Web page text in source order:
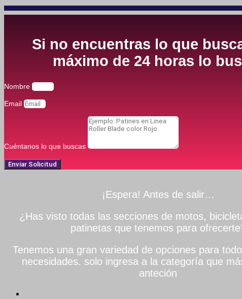
Si no encuentras lo que
máximo de 24 horas lo
Nombre
Email
Cuéntanos lo que buscas
Enviar Solicitud
¡Espera! Antes de salir…
¿Has visto todas las secciones de motos,
patinetas que tenemos para
Tenemos una gran variedad de opciones para
necesidades. solo ingresa a la categoría que
anteción